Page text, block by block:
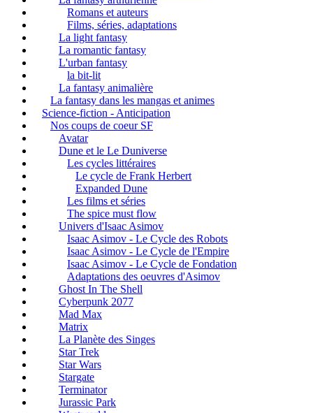
Romans et auteurs
Films, séries, adaptations
La light fantasy
La romantic fantasy
L'urban fantasy
la bit-lit
La fantasy animalière
La fantasy dans les mangas et animes
Science-fiction - Anticipation
Nos coups de coeur SF
Avatar
Dune et le Le Duniverse
Les cycles littéraires
Le cycle de Frank Herbert
Expanded Dune
Les films et séries
The spice must flow
Univers d'Isaac Asimov
Isaac Asimov - Le Cycle des Robots
Isaac Asimov - Le Cycle de l'Empire
Isaac Asimov - Le Cycle de Fondation
Adaptations des oeuvres d'Asimov
Ghost In The Shell
Cyberpunk 2077
Mad Max
Matrix
La Planète des Singes
Star Trek
Star Wars
Stargate
Terminator
Jurassic Park